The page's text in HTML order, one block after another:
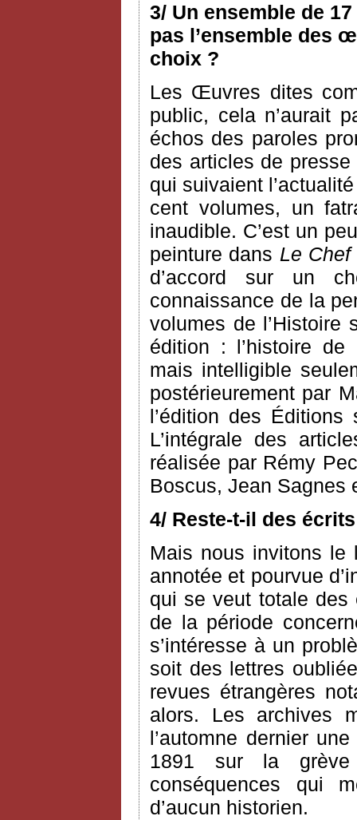
3/ Un ensemble de
pas l’ensemble des
choix ?
Les Œuvres dites
public, cela n’aurait
échos des paroles
des articles de
qui suivaient
cent volumes, un
inaudible. C’est un
peinture dans Le
d’accord sur un
connaissance de la
volumes de l’Histoire
édition : l’histoire
mais intelligible
postérieurement par
l’édition des
L’intégrale des
réalisée par Rémy
Boscus, Jean Sagnes
4/ Reste-t-il des
Mais nous invitons le
annotée et pourvue
qui se veut totale des
de la période
s’intéresse à un
soit des lettres
revues étrangères
alors. Les archives
l’automne dernier
1891 sur la
conséquences qui
d’aucun historien.